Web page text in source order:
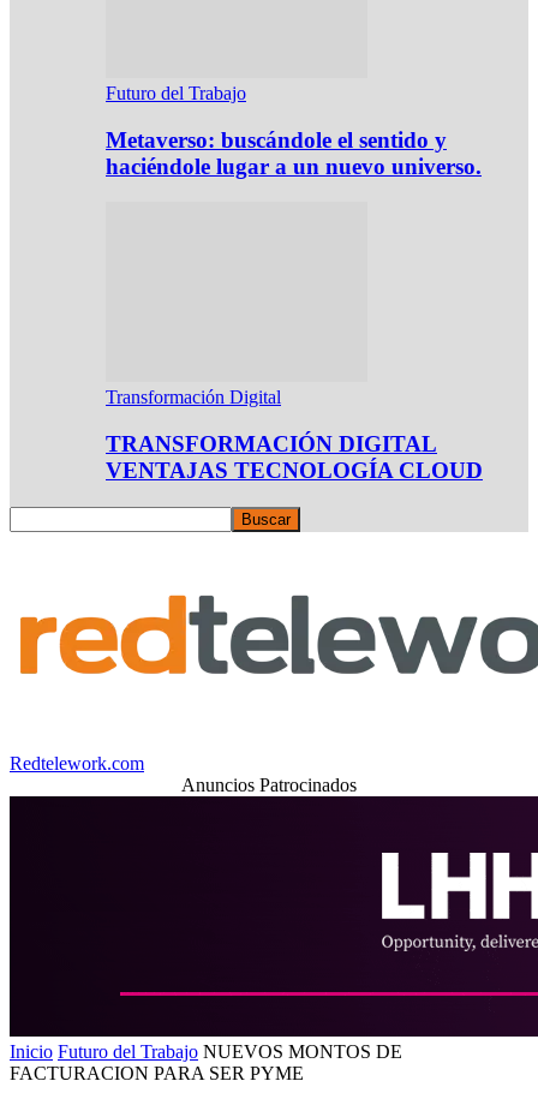
Futuro del Trabajo
Metaverso: buscándole el sentido y
haciéndole lugar a un nuevo universo.
Transformación Digital
TRANSFORMACIÓN DIGITAL
VENTAJAS TECNOLOGÍA CLOUD
Redtelework.com
Anuncios Patrocinados
Inicio Futuro del Trabajo NUEVOS MONTOS DE
FACTURACION PARA SER PYME